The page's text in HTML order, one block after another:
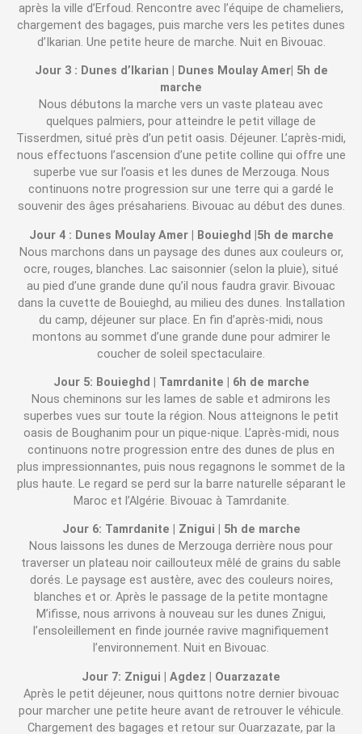
après la ville d’Erfoud. Rencontre avec l’équipe de chameliers,
chargement des bagages, puis marche vers les petites dunes
d’Ikarian. Une petite heure de marche. Nuit en Bivouac.
Jour 3 : Dunes d’lkarian | Dunes Moulay Amer| 5h de
marche
Nous débutons la marche vers un vaste plateau avec
quelques palmiers, pour atteindre le petit village de
Tisserdmen, situé près d’un petit oasis. Déjeuner. L’après-midi,
nous effectuons l’ascension d’une petite colline qui offre une
superbe vue sur l’oasis et les dunes de Merzouga. Nous
continuons notre progression sur une terre qui a gardé le
souvenir des âges présahariens. Bivouac au début des dunes.
Jour 4 : Dunes Moulay Amer | Bouieghd |5h de marche
Nous marchons dans un paysage des dunes aux couleurs or,
ocre, rouges, blanches. Lac saisonnier (selon la pluie), situé
au pied d’une grande dune qu’il nous faudra gravir. Bivouac
dans la cuvette de Bouieghd, au milieu des dunes. Installation
du camp, déjeuner sur place. En fin d’après-midi, nous
montons au sommet d’une grande dune pour admirer le
coucher de soleil spectaculaire.
Jour 5: Bouieghd | Tamrdanite | 6h de marche
Nous cheminons sur les lames de sable et admirons les
superbes vues sur toute la région. Nous atteignons le petit
oasis de Boughanim pour un pique-nique. L’après-midi, nous
continuons notre progression entre des dunes de plus en
plus impressionnantes, puis nous regagnons le sommet de la
plus haute. Le regard se perd sur la barre naturelle séparant le
Maroc et l’Algérie. Bivouac à Tamrdanite.
Jour 6: Tamrdanite | Znigui | 5h de marche
Nous laissons les dunes de Merzouga derrière nous pour
traverser un plateau noir caillouteux mêlé de grains du sable
dorés. Le paysage est austère, avec des couleurs noires,
blanches et or. Après le passage de la petite montagne
M’ifisse, nous arrivons à nouveau sur les dunes Znigui,
l’ensoleillement en finde journée ravive magnifiquement
l’environnement. Nuit en Bivouac.
Jour 7: Znigui | Agdez | Ouarzazate
Après le petit déjeuner, nous quittons notre dernier bivouac
pour marcher une petite heure avant de retrouver le véhicule.
Chargement des bagages et retour sur Ouarzazate, par la